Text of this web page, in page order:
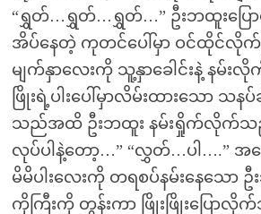
“ရွှတ်…ရွှတ်…ရွှတ်…” ဦးဘထူးပြော
အိပ်နေတဲ့ ကုတင်ပေါ်မှာ ဝင်ထိုင်လိုက်
မျက်နှာလေးကို သူ့နှာခေါင်းနဲ့ နမ်း
ဖြိုးရဲ့ပါးပေါ်မှာလိမ်းထားသော သနပ်ခ
သည်အထိ ဦးဘထူး နမ်းရှိုက်လိုက်သ
လုပ်ပါနဲ့တော့…” “လွှတ်…ပါ….” အပ
မိမိပါးလေးကို တရစပ်နမ်းနေသော
ကိုကြီးကို တွန်းကာ ဖြိုးဖြိုးပြောလို